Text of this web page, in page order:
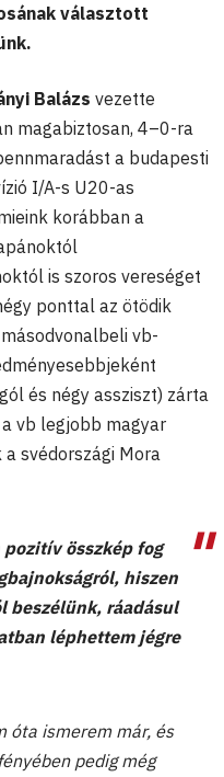
választott
Balázs vezette
magabiztosan, 4–0-ra
a budapesti
I/A-s U20-as
korábban a
is szoros vereséget
ponttal az ötödik
vb-
és négy assziszt) zárta
vb legjobb magyar
svédországi Mora
összkép fog
hiszen
beszélünk, ráadásul
léphettem jégre
óta ismerem már, és
pedig még